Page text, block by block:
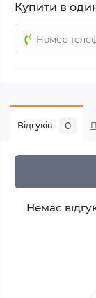
Купити в
Відгуків 0
Немає